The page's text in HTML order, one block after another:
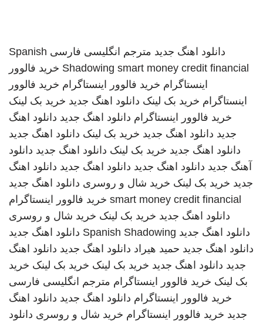
دانلود اهنگ جدید مترجم انگلیسی فارسی Spanish
Shadowing smart money credit financial
خرید فالوور
اینستاگرام خرید فالوور اینستاگرام خرید فالوور
اینستاگرام خرید بک لینک دانلود اهنگ جدید خرید بک لینک
خرید فالوور اینستاگرام دانلود اهنگ جدید دانلود اهنگ
جدید دانلود اهنگ جدید خرید بک لینک دانلود اهنگ جدید
دانلود اهنگ جدید خرید بک لینک دانلود اهنگ جدید دانلود
آهنگ جدید دانلود اهنگ جدید دانلود اهنگ جدید دانلود اهنگ
جدید خرید بک لینک خرید شال و روسری دانلود اهنگ جدید
smart money credit financial خرید فالوور اینستاگرام
دانلود اهنگ جدید خرید بک لینک خرید شال و روسری
دانلود اهنگ جدید Spanish Shadowing دانلود اهنگ جدید
دانلود اهنگ جدید حمید هیراد دانلود اهنگ جدید دانلود اهنگ
جدید دانلود اهنگ جدید خرید بک لینک خرید بک لینک خرید
بک لینک خرید فالوور اینستاگرام مترجم انگلیسی فارسی
خرید فالوور اینستاگرام دانلود اهنگ جدید دانلود اهنگ
جدید خرید فالوور اینستاگرام خرید شال و روسری دانلود